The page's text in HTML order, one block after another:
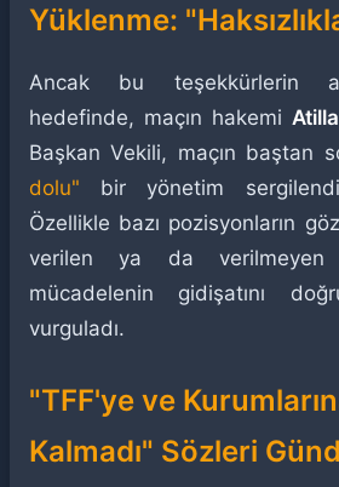
Yüklenme:
Ancak bu teşekkürlerin
hedefinde, maçın hakemi
Başkan Vekili, maçın baştan
dolu" bir yönetim
Özellikle bazı pozisyonların
verilen ya da verilmeyen
mücadelenin gidişatını
vurguladı.
"TFF'ye ve
Kalmadı" Sözleri